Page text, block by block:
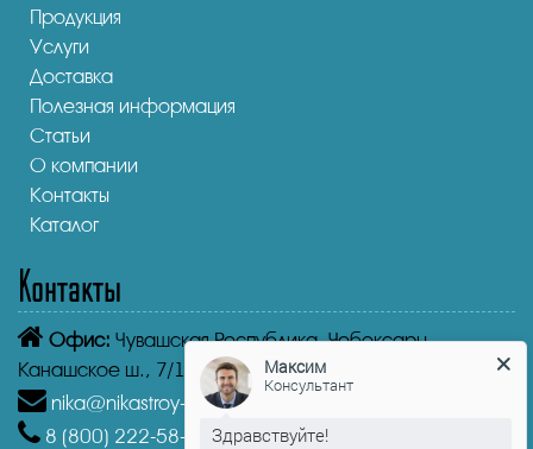
Продукция
Услуги
Доставка
Полезная информация
Статьи
О компании
Контакты
Каталог
Контакты
Офис: Чувашская Республика,Чебоксары
Канашское ш., 7/1
nika@nikastroy-msk.ru
8 (800) 222-58-30 Звонок бесплатный из г.
Максим
Консультант
Здравствуйте!